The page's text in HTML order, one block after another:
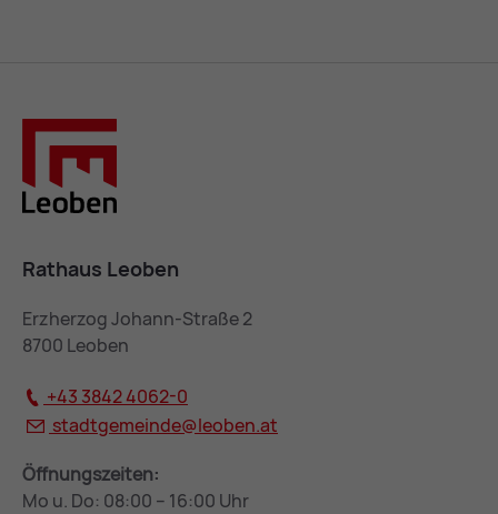
Rathaus Leoben
Erzherzog Johann-Straße 2
8700 Leoben
+43 3842 4062-0
stadtgemeinde@leoben.at
Öffnungszeiten:
Mo u. Do: 08:00 – 16:00 Uhr